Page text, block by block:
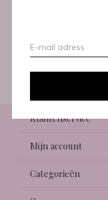
Klantenservice
Mijn account
Categorieën